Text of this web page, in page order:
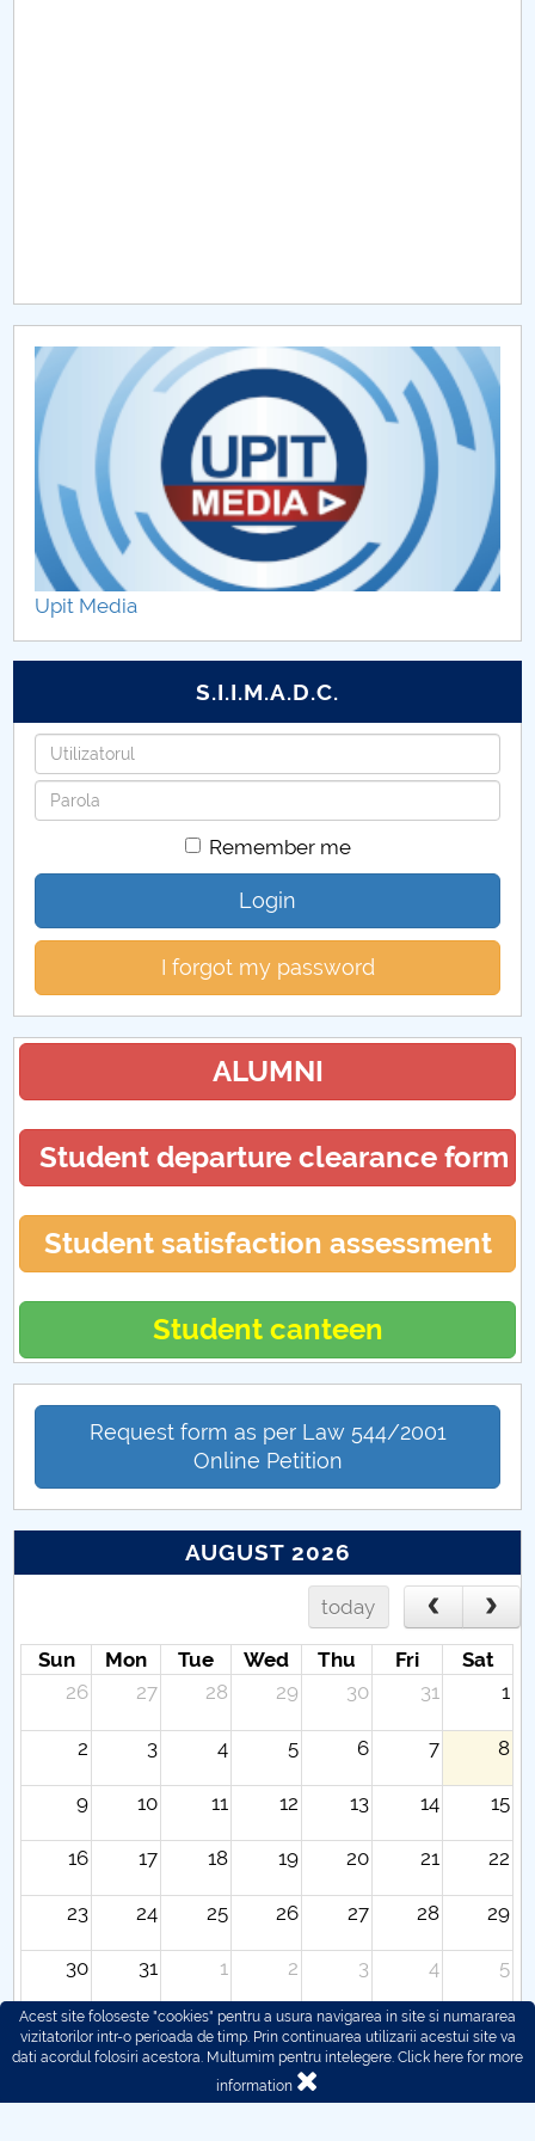
CAR2026
MENIU CANTINA
Programarea examenelor FMT (CUP)
Planificarea sălilor pentru verificări FMT (CUP)
Lucrări de verificare FMT (CUP)
Upit Media
S.I.I.M.A.D.C.
Username
Password
Remember me
Login
I forgot my password
ALUMNI
Student departure clearance form
Student satisfaction assessment
Student canteen
Request form as per Law 544/2001
Online Petition
AUGUST 2026
today
Sun Mon Tue Wed Thu Fri
Sat
26
27 28 29 30 31 1
2 3 4 5 6 7 8
9 10 11 12 13 14 15
16 17 18 19 20 21 22
23 24 25 26 27 28 29
30 31 1 2 3 4 5
Acest site foloseste "cookies" pentru a usura navigarea in site si numararea
vizitatorilor intr-o perioada de timp. Prin continuarea utilizarii acestui site va
dati acordul folosiri acestora. Multumim pentru intelegere. Click here for more
information